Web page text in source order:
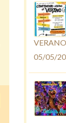
VERANO
05/05/